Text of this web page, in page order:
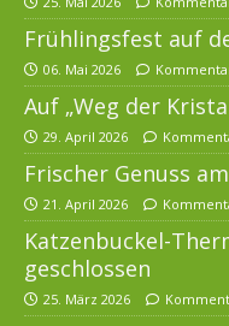
Frühlingsfest auf
06. Mai 2026
Auf „Weg der
29. April 2026
Frischer Genuss
21. April 2026
Katzenbuckel-
geschlossen
25. März 2026